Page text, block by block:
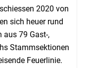
2020 von
sich heuer rund
aus 79 Gast-,
Stammsektionen
Feuerlinie.